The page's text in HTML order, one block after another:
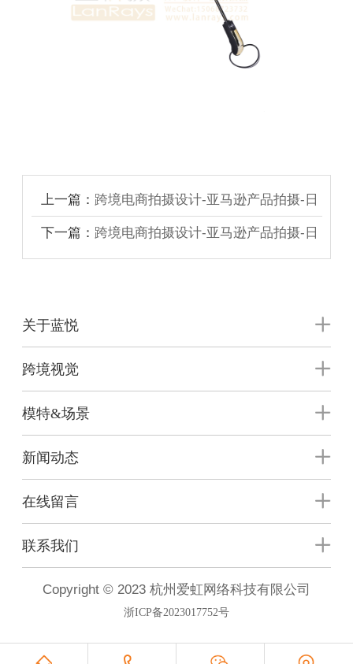
上一篇： 跨境电商拍摄设计-亚马逊产品拍摄-日
用品拍摄
下一篇： 跨境电商拍摄设计-亚马逊产品拍摄-日
关于蓝悦
跨境视觉
模特&场景
新闻动态
在线留言
联系我们
Copyright © 2023 杭州爱虹网络科技有限公司
浙ICP备2023017752号